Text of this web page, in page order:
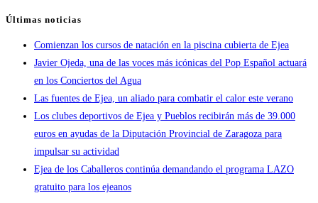
Últimas noticias
Comienzan los cursos de natación en la piscina cubierta de Ejea
Javier Ojeda, una de las voces más icónicas del Pop Español actuará
en los Conciertos del Agua
Las fuentes de Ejea, un aliado para combatir el calor este verano
Los clubes deportivos de Ejea y Pueblos recibirán más de 39.000
euros en ayudas de la Diputación Provincial de Zaragoza para
impulsar su actividad
Ejea de los Caballeros continúa demandando el programa LAZO
gratuito para los ejeanos